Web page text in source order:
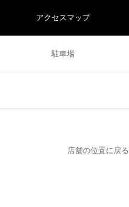
アクセスマップ
駐車場
店舗の位置に戻る